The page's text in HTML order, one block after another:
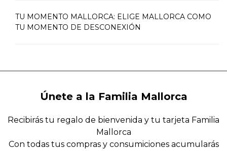
TU MOMENTO MALLORCA: ELIGE MALLORCA COMO
TU MOMENTO DE DESCONEXIÓN
Únete a la Familia Mallorca
Recibirás tu regalo de bienvenida y tu tarjeta Familia
Mallorca
Con todas tus compras y consumiciones acumularás